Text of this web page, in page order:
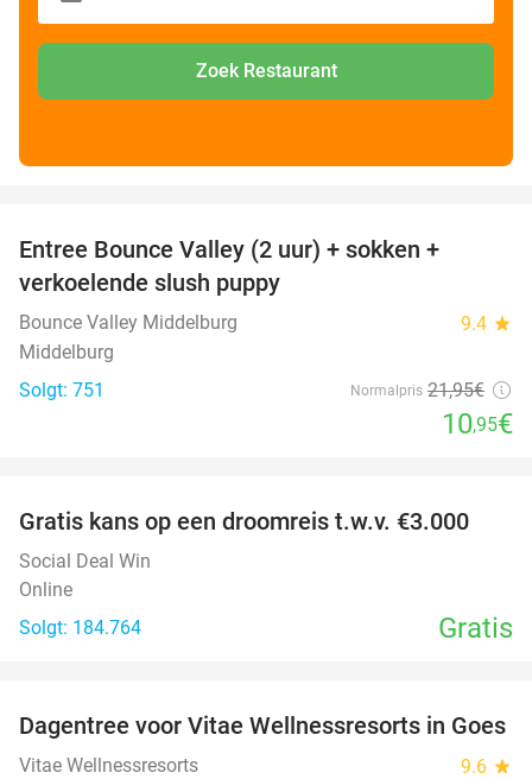
Zoek Restaurant
Entree Bounce Valley (2 uur) + sokken +
verkoelende slush puppy
Bounce Valley Middelburg 9.4 star
Middelburg
Solgt: 751
Normalpris 21,95€
10,95€
Gratis kans op een droomreis t.w.v. €3.000
Social Deal Win
Online
Solgt: 184.764
Gratis
49%
Dagentree voor Vitae Wellnessresorts in Goes
Vitae Wellnessresorts 9.6 star